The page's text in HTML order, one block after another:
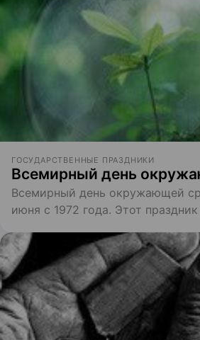
ГОСУДАРСТВЕННЫЕ ПРАЗДНИКИ
Всемирный день
Всемирный день окружающей
июня с 1972 года. Этот
ежегодно во всем мире.